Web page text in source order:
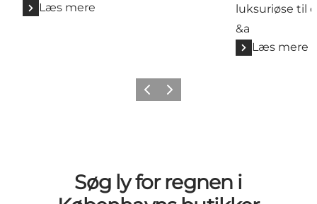
Læs mere
luksuriøse til
&a
Læs mere
ForrigeNæste
Søg ly for regnen i